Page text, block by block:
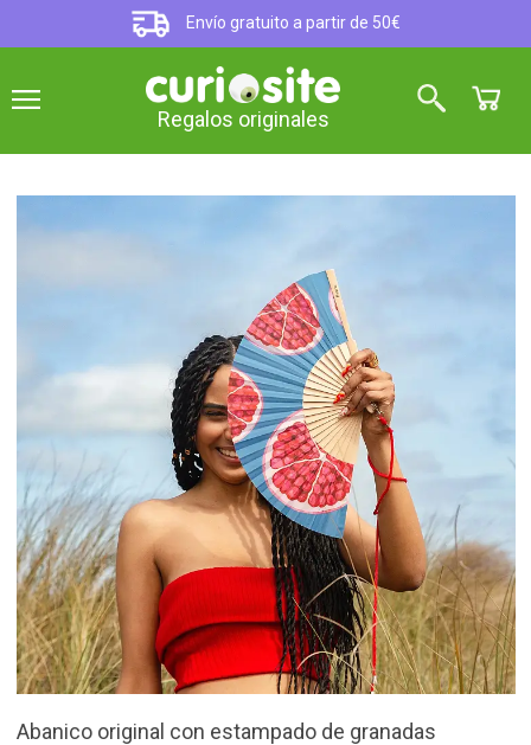
Envío gratuito a partir de 50€
Regalos originales
Diseño azul con un toque colorido y